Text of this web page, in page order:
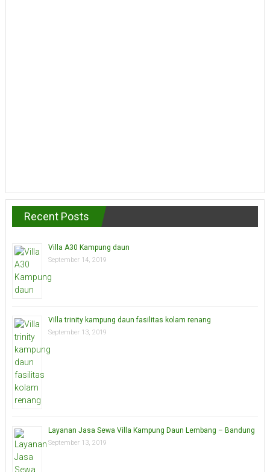
Recent Posts
Villa A30 Kampung daun
September 14, 2019
Villa trinity kampung daun fasilitas kolam renang
September 13, 2019
Layanan Jasa Sewa Villa Kampung Daun Lembang – Bandung
September 13, 2019